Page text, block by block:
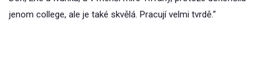
jenom college, ale je také skvělá. Pracují velmi tvrdě.“